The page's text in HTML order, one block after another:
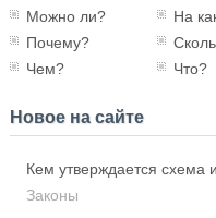
Можно ли?
На
Почему?
Чем?
Что?
Новое на сайте
Кем утверждается схема
Законы